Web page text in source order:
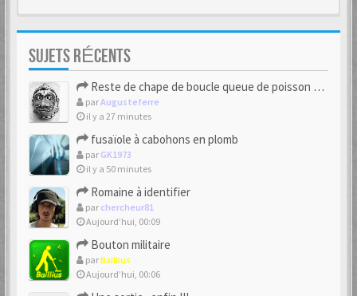
SUJETS RÉCENTS
Reste de chape de boucle queue de poisson bipartite 17/18eme
parAugusteferre
il y a 27 minutes
fusaïole à cabohons en plomb
par GK1973
il y a 50 minutes
Romaine à identifier
par chercheur81
Aujourd’hui, 00:09
Bouton militaire
parBaillius
Aujourd’hui, 00:06